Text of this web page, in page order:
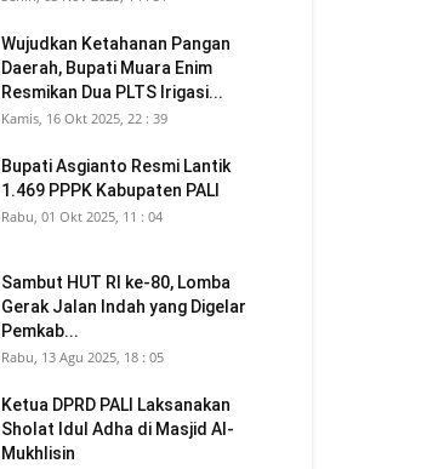
Wujudkan Ketahanan Pangan
Daerah, Bupati Muara Enim
Resmikan Dua PLTS Irigasi...
Kamis, 16 Okt 2025, 22 : 39
Bupati Asgianto Resmi Lantik
1.469 PPPK Kabupaten PALI
Rabu, 01 Okt 2025, 11 : 04
Sambut HUT RI ke-80, Lomba
Gerak Jalan Indah yang Digelar
Pemkab...
Rabu, 13 Agu 2025, 18 : 05
Ketua DPRD PALI Laksanakan
Sholat Idul Adha di Masjid Al-
Mukhlisin